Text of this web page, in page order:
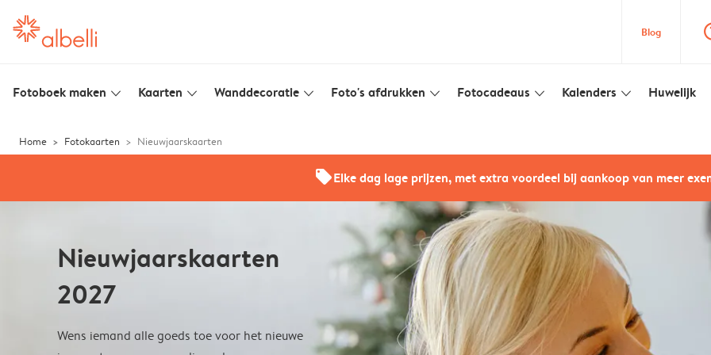
Blog
Fotoboek maken slim_arrow_down Kaarten slim_arrow_down Wanddecoratie slim_arrow_down Foto's afdrukken slim_arrow_down Fotocadeaus slim_arrow_down Kalenders slim_arrow_down Huwelijk
Home Fotokaarten Nieuwjaarskaarten
offersElke dag lage prijzen, met extra voordeel bij aankoop van meer
Nieuwjaarskaarten
2027
Wens iemand alle goeds toe voor het nieuwe